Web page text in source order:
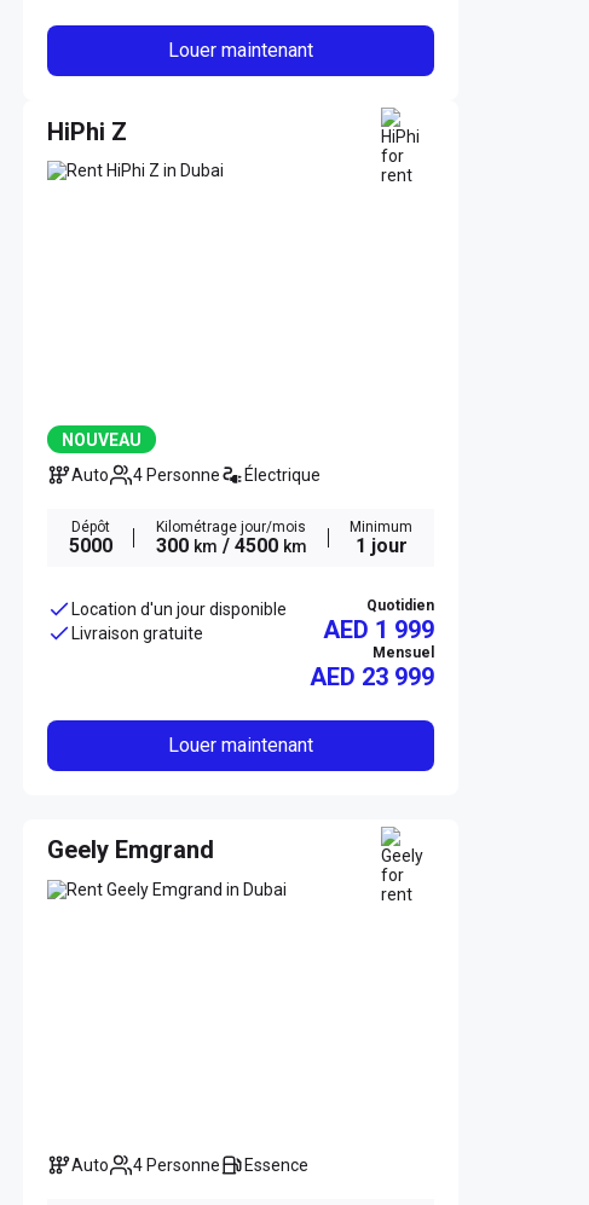
Louer maintenant
HiPhi Z
NOUVEAU
Auto
4 Personne Électrique
Dépôt
5000
Kilométrage jour/mois
300 km / 4500 km
Minimum
1 jour
Location d'un jour disponible
Livraison gratuite
Quotidien
AED 1 999
Mensuel
AED 23 999
Louer maintenant
Geely Emgrand
Auto 4 Personne Essence